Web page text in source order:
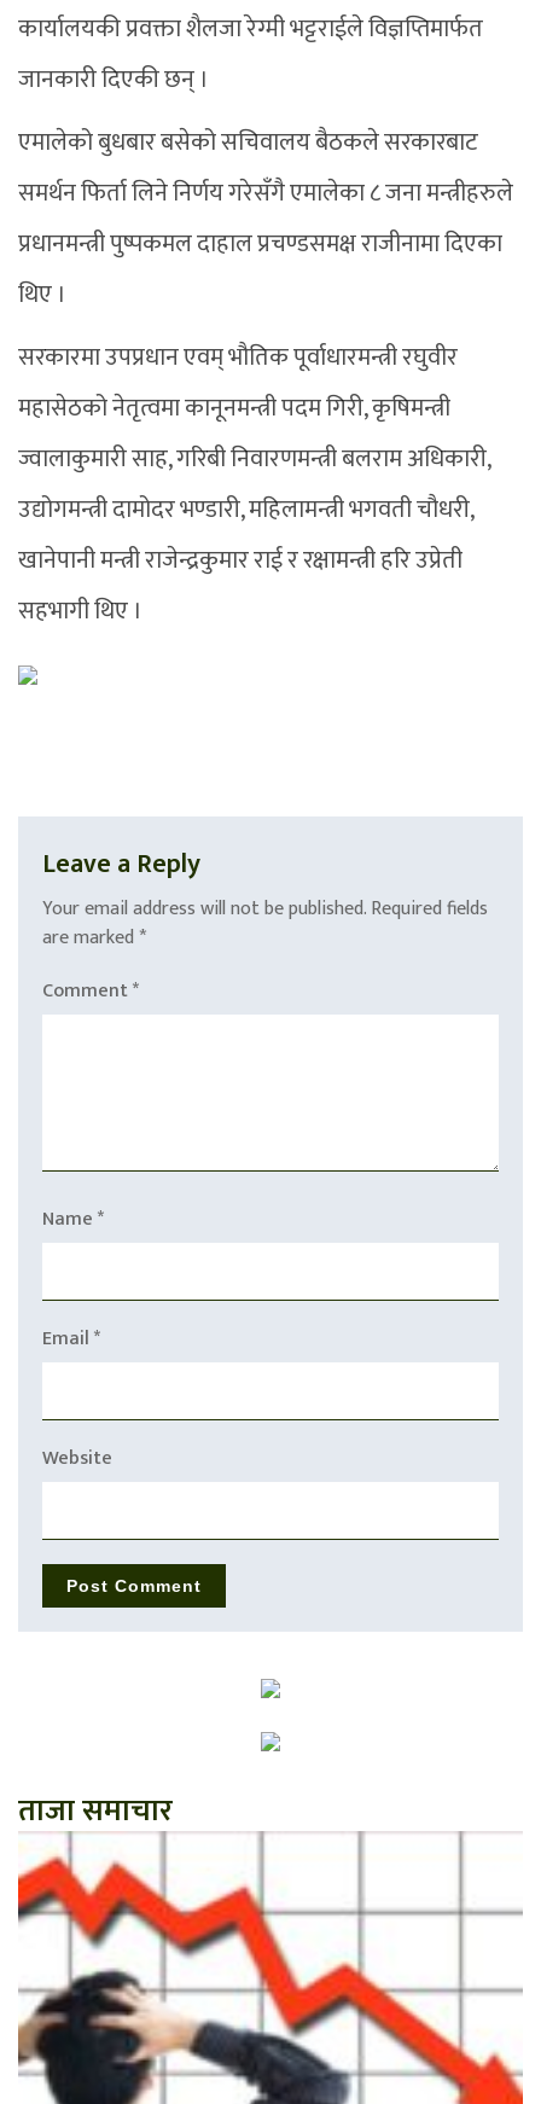
कार्यालयकी प्रवक्ता शैलजा रेग्मी भट्टराईले विज्ञप्तिमार्फत
जानकारी दिएकी छन् ।
एमालेको बुधबार बसेको सचिवालय बैठकले सरकारबाट
समर्थन फिर्ता लिने निर्णय गरेसँगै एमालेका ८ जना मन्त्रीहरुले
प्रधानमन्त्री पुष्पकमल दाहाल प्रचण्डसमक्ष राजीनामा दिएका
थिए ।
सरकारमा उपप्रधान एवम् भौतिक पूर्वाधारमन्त्री रघुवीर
महासेठको नेतृत्वमा कानूनमन्त्री पदम गिरी, कृषिमन्त्री
ज्वालाकुमारी साह, गरिबी निवारणमन्त्री बलराम अधिकारी,
उद्योगमन्त्री दामोदर भण्डारी, महिलामन्त्री भगवती चौधरी,
खानेपानी मन्त्री राजेन्द्रकुमार राई र रक्षामन्त्री हरि उप्रेती
सहभागी थिए ।
Leave a Reply
Your email address will not be published.Required fields
are marked *
Comment*
Name*
Email*
Website
ताजा समाचार